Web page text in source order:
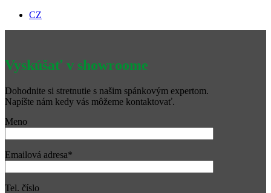
CZ
Vyskúšať v showroome
Dohodnite si stretnutie s našim spánkovým expertom.
Napíšte nám kedy vás môžeme kontaktovať.
Meno
Emailová adresa*
Tel. číslo